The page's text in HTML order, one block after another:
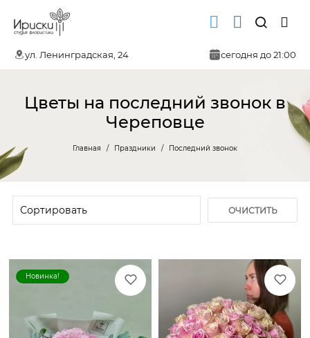
ул. Ленинградская, 24 сегодня до 21:00
Цветы на последний звонок в
Череповце
Главная Праздники Последний звонок
ОЧИСТИТЬ
Новинка!